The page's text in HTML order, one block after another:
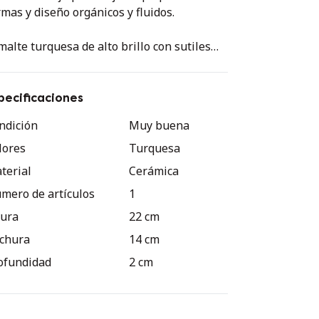
y diseño orgánicos y fluidos.
turquesa de alto brillo con sutiles
el monograma AUDREY estampado.
buen estado.
Muy buena
Turquesa
Cerámica
de artículos
1
22 cm
14 cm
2 cm